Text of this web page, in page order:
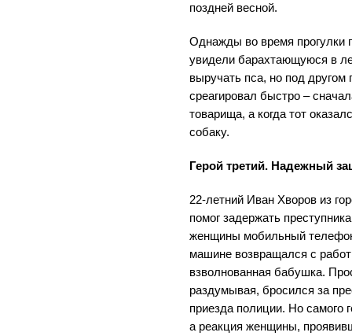
поздней весной.
Однажды во время прогулки
увидели барахтающуюся в
выручать пса, но под
среагировал быстро –
товарища, а когда тот
собаку.
Герой третий. Надежный
22-летний Иван Хворов из
помог задержать
женщины мобильный
машине возвращался с
взволнованная бабушка.
раздумывая, бросился за
приезда полиции. Но самого
а реакция женщины,